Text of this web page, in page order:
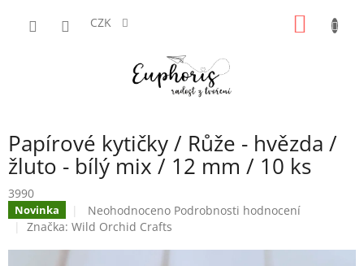
CZK
Papírové kytičky / Růže - hvězda /
žluto - bílý mix / 12 mm / 10 ks
3990
Novinka
Průměrné
hodnocení
Neohodnoceno Podrobnosti hodnocení
Značka: Wild Orchid Crafts